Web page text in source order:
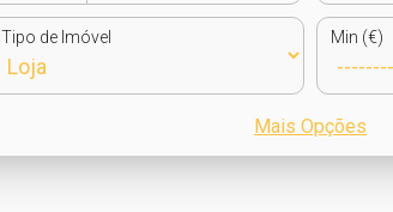
Tipo de Imóvel Min (€)
Mais Opções